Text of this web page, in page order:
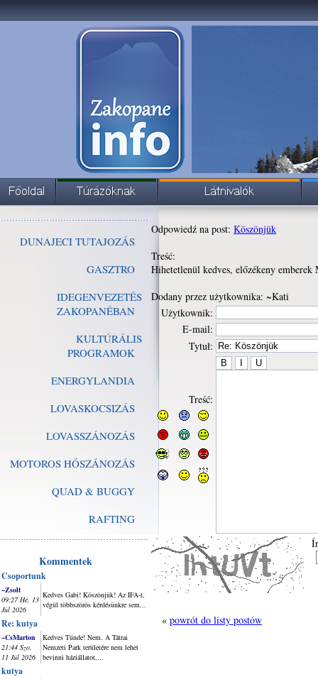
DUNAJECI TUTAJOZÁS
GASZTRO
IDEGENVEZETÉS
ZAKOPANÉBAN
KULTÚRÁLIS
PROGRAMOK
ENERGYLANDIA
LOVASKOCSIZÁS
LOVASSZÁNOZÁS
MOTOROS HÓSZÁNOZÁS
QUAD & BUGGY
RAFTING
Kommentek
Csoportunk
~Zsolt
09:27 Hé, 13
Júl 2026
Kedves Gabi! Köszönjük! Az IFA-t,
végül többszörös kérdésünkre sem...
Re: kutya
~CsMarton
21:44 Szo,
11 Júl 2026
Kedves Tünde! Nem. A Tátrai
Nemzeti Park területére nem lehet
bevinni háziállatot,...
kutya
Odpowiedź na post: Köszönjük
Treść:
Hihetetlenül kedves, előzékeny
Dodany przez użytkownika: ~Kati
Użytkownik:
E-mail:
Tytuł:
Treść:
« powrót do listy postów